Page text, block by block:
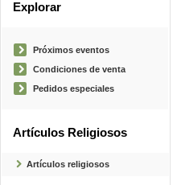
Explorar
Próximos eventos
Condiciones de venta
Pedidos especiales
Artículos Religiosos
Artículos religiosos